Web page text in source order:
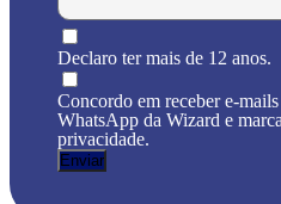
Declaro ter mais de 12 anos.
Concordo em receber e-
WhatsApp da Wizard e
privacidade.